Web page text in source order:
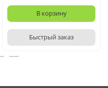
В корзину
Быстрый заказ